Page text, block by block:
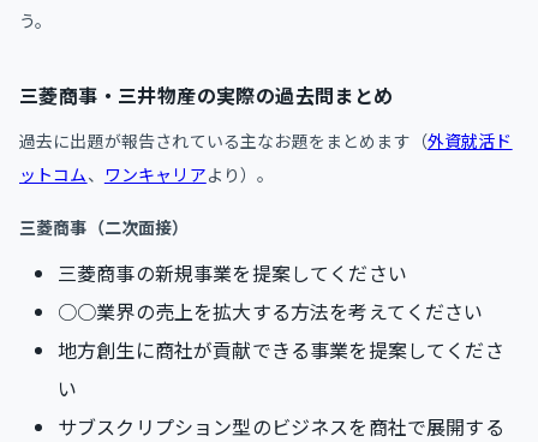
う。
三菱商事・三井物産の実際の過去問まとめ
過去に出題が報告されている主なお題をまとめます（外資就活ド
ットコム、 ワンキャリアより）。
三菱商事（二次面接）
三菱商事の新規事業を提案してください
○○業界の売上を拡大する方法を考えてください
地方創生に商社が貢献できる事業を提案してくださ
い
サブスクリプション型のビジネスを商社で展開する